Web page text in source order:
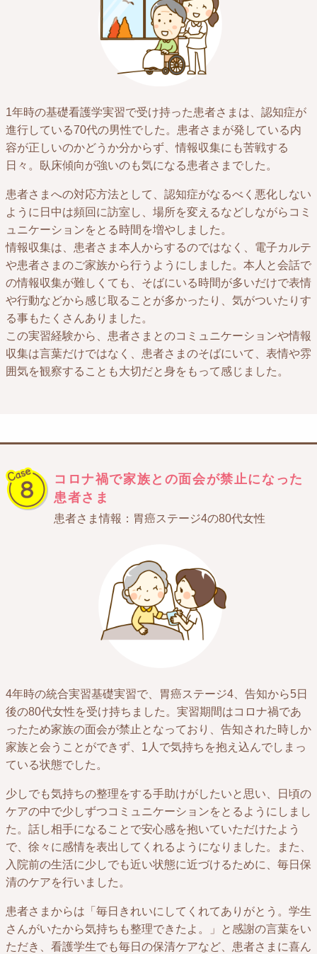
1年時の基礎看護学実習で受け持った患者さまは、認知症が
進行している70代の男性でした。患者さまが発している内
容が正しいのかどうか分からず、情報収集にも苦戦する
日々。臥床傾向が強いのも気になる患者さまでした。
患者さまへの対応方法として、認知症がなるべく悪化しない
ように日中は頻回に訪室し、場所を変えるなどしながらコミ
ュニケーションをとる時間を増やしました。
情報収集は、患者さま本人からするのではなく、電子カルテ
や患者さまのご家族から行うようにしました。本人と会話で
の情報収集が難しくても、そばにいる時間が多いだけで表情
や行動などから感じ取ることが多かったり、気がついたりす
る事もたくさんありました。
この実習経験から、患者さまとのコミュニケーションや情報
収集は言葉だけではなく、患者さまのそばにいて、表情や雰
囲気を観察することも大切だと身をもって感じました。
コロナ禍で家族との面会が禁止になった
患者さま
患者さま情報：胃癌ステージ4の80代女性
4年時の統合実習基礎実習で、胃癌ステージ4、告知から5日
後の80代女性を受け持ちました。実習期間はコロナ禍であ
ったため家族の面会が禁止となっており、告知された時しか
家族と会うことができず、1人で気持ちを抱え込んでしまっ
ている状態でした。
少しでも気持ちの整理をする手助けがしたいと思い、日頃の
ケアの中で少しずつコミュニケーションをとるようにしまし
た。話し相手になることで安心感を抱いていただけたよう
で、徐々に感情を表出してくれるようになりました。また、
入院前の生活に少しでも近い状態に近づけるために、毎日保
清のケアを行いました。
患者さまからは「毎日きれいにしてくれてありがとう。学生
さんがいたから気持ちも整理できたよ。」と感謝の言葉をい
ただき、看護学生でも毎日の保清ケアなど、患者さまに喜ん